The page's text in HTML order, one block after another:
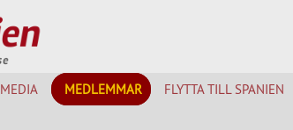
MEDIA MEDLEMMAR FLYTTA TILL SPANIEN